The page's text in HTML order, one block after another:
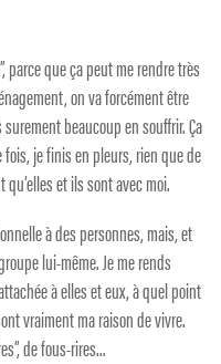
parce que ça peut me rendre très
on va forcément être
beaucoup en souffrir. Ça
je finis en pleurs, rien que de
et ils sont avec moi.
à des personnes, mais, et
lui-même. Je me rends
à elles et eux, à quel point
vraiment ma raison de vivre.
de fous-rires…